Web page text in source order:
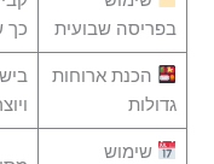
בפריסה שבועית
כך
הכנת ארוחות
גדולות
שימוש